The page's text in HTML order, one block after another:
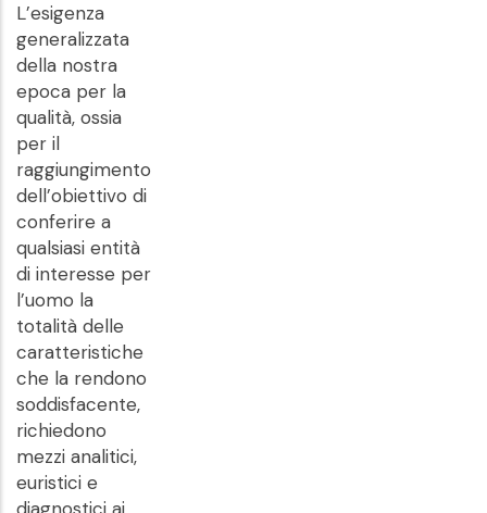
L’esigenza
generalizzata
della nostra
epoca per la
qualità, ossia
per il
raggiungimento
dell’obiettivo di
conferire a
qualsiasi entità
di interesse per
l’uomo la
totalità delle
caratteristiche
che la rendono
soddisfacente,
richiedono
mezzi analitici,
euristici e